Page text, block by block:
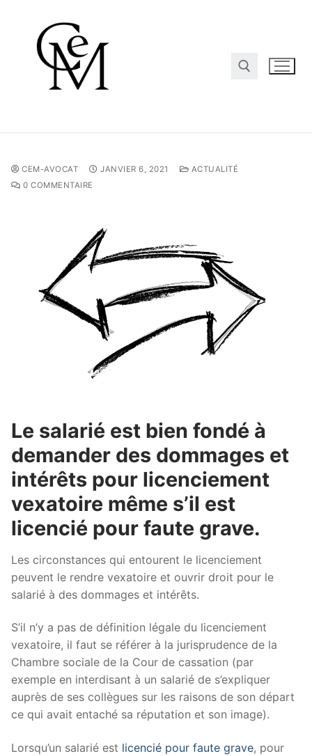
CEM-AVOCAT JANVIER 6, 2021
ACTUALITÉ
0 COMMENTAIRE
Le salarié est bien fondé à
demander des dommages et
intérêts pour licenciement
vexatoire même s’il est
licencié pour faute grave.
Les circonstances qui entourent le licenciement
peuvent le rendre vexatoire et ouvrir droit pour le
salarié à des dommages et intérêts.
S’il n’y a pas de définition légale du licenciement
vexatoire, il faut se référer à la jurisprudence de la
Chambre sociale de la Cour de cassation (par
exemple en interdisant à un salarié de s’expliquer
auprès de ses collègues sur les raisons de son départ
ce qui avait entaché sa réputation et son image).
Lorsqu’un salarié est licencié pour faute grave, pour